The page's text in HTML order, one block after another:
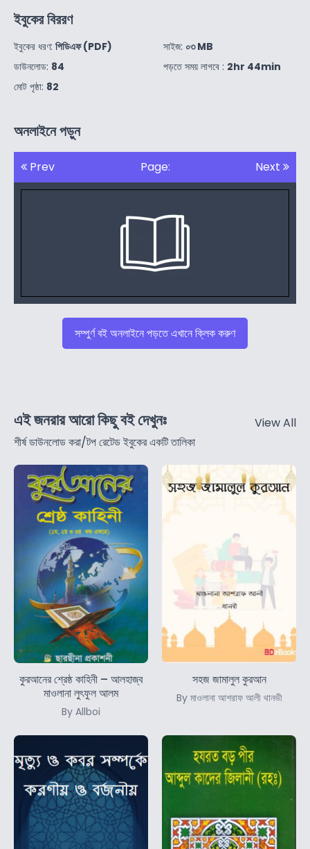
ইবুকের বিররণ
ইবুকের ধরণ: পিডিএফ (PDF)
ডাউনলোড: 84
মোট পৃষ্ঠা: 82
সাইজ: ০৩ MB
পড়তে সময় লাগবে : 2hr 44min
অনলাইনে পড়ুন
Prev Page: Next
সম্পুর্ণ বই অনলাইনে পড়তে এখানে ক্লিক করুণ
এই জনরার আরো কিছু বই দেখুনঃ
শীর্ষ ডাউনলোড করা/টপ রেটেড ইবুকের একটি তালিকা
View All
কুরআনের শ্রেষ্ঠ কাহিনী – আলহাজ্ব
মাওলানা লুৎফুল আলম
By Allboi
সহজ জামালুল কুরআন
By মাওলানা আশরাফ আলী থানভী